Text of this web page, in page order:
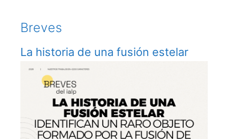
Breves
La historia de una fusión estelar